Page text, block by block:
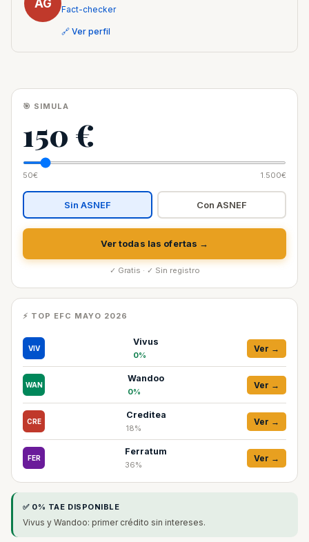
AG Fact-checker
🔗 Ver perfil
🎯 SIMULA
150 €
50€ 1.500€
Sin ASNEF Con ASNEF
Ver todas las ofertas →
✓ Gratis · ✓ Sin registro
⚡ TOP EFC MAYO 2026
VIV
Vivus
0%
Ver →
WAN
Wandoo
0%
Ver →
CRE
Creditea
18%
Ver →
FER
Ferratum
36%
Ver →
✅ 0% TAE DISPONIBLE
Vivus y Wandoo: primer crédito sin intereses.